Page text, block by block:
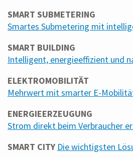
SMART SUBMETERING
Smartes Submetering mit
SMART BUILDING
Intelligent, energieeffizient und
ELEKTROMOBILITÄT
Mehrwert mit smarter E-
ENERGIEERZEUGUNG
Strom direkt beim Verbraucher
SMART CITY Die wichtigsten